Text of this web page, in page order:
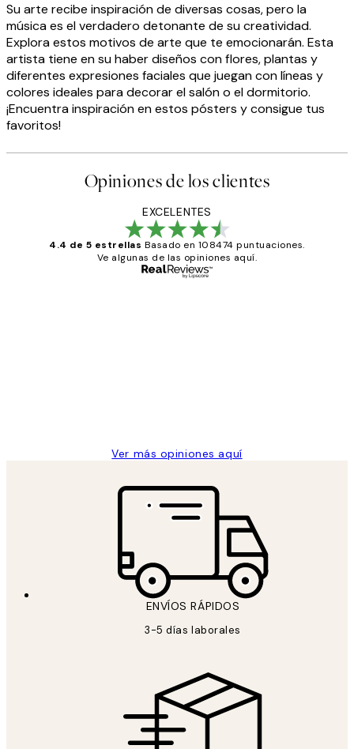
Su arte recibe inspiración de diversas cosas, pero la
música es el verdadero detonante de su creatividad.
Explora estos motivos de arte que te emocionarán. Esta
artista tiene en su haber diseños con flores, plantas y
diferentes expresiones faciales que juegan con líneas y
colores ideales para decorar el salón o el dormitorio.
¡Encuentra inspiración en estos pósters y consigue tus
favoritos!
Opiniones de los clientes
EXCELENTES
4.4 de 5 estrellas Basado en 108474 puntuaciones.
Ve algunas de las opiniones aquí.
Ver más opiniones aquí
ENVÍOS RÁPIDOS
3-5 días laborales